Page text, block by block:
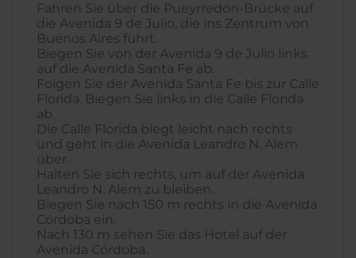
Fahren Sie über die Pueyrredón-Brücke auf
die Avenida 9 de Julio, die ins Zentrum von
Buenos Aires führt.
Biegen Sie von der Avenida 9 de Julio links
auf die Avenida Santa Fe ab.
Folgen Sie der Avenida Santa Fe bis zur Calle
Florida. Biegen Sie links in die Calle Florida
ab.
Die Calle Florida biegt leicht nach rechts
und geht in die Avenida Leandro N. Alem
über.
Halten Sie sich rechts, um auf der Avenida
Leandro N. Alem zu bleiben.
Biegen Sie nach 150 m rechts in die Avenida
Córdoba ein.
Nach 130 m sehen Sie das Hotel auf der
Avenida Córdoba.